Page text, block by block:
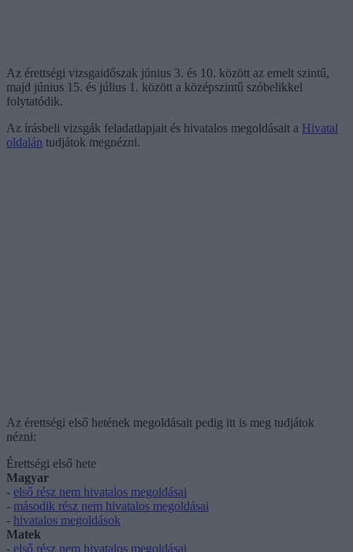
Az érettségi vizsgaidőszak június 3. és 10. között az emelt szintű,
majd június 15. és július 1. között a középszintű szóbelikkel
folytatódik.
Az írásbeli vizsgák feladatlapjait és hivatalos megoldásait a Hivatal
oldalán tudjátok megnézni.
Az érettségi első hetének megoldásait pedig itt is meg tudjátok
nézni:
Érettségi első hete
Magyar
- első rész nem hivatalos megoldásai
- második rész nem hivatalos megoldásai
- hivatalos megoldások
Matek
- első rész nem hivatalos megoldásai